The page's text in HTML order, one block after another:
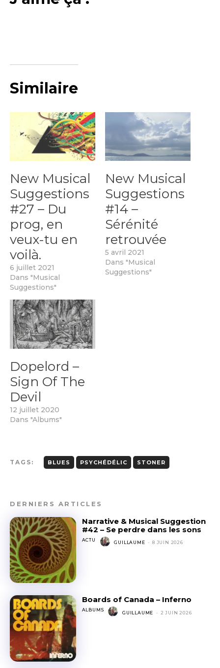
Similaire
New Musical
Suggestions
#27 – Du
prog, en
veux-tu en
voilà.
6 juillet 2021
Dans "Musical
Suggestions"
New Musical
Suggestions
#14 –
Sérénité
retrouvée
5 avril 2021
Dans "Musical
Suggestions"
Dopelord –
Sign Of The
Devil
12 juillet 2020
Dans "Albums"
TAGS: BLUES PSYCHÉDÉLIC STONER
DERNIERS ARTICLES
Narrative & Musical Suggestion
#42 – Se perdre dans les sons
ACTU GUILLAUME - 8 JUIN 2026
Boards of Canada – Inferno
ALBUMS GUILLAUME - 2 JUIN 2026